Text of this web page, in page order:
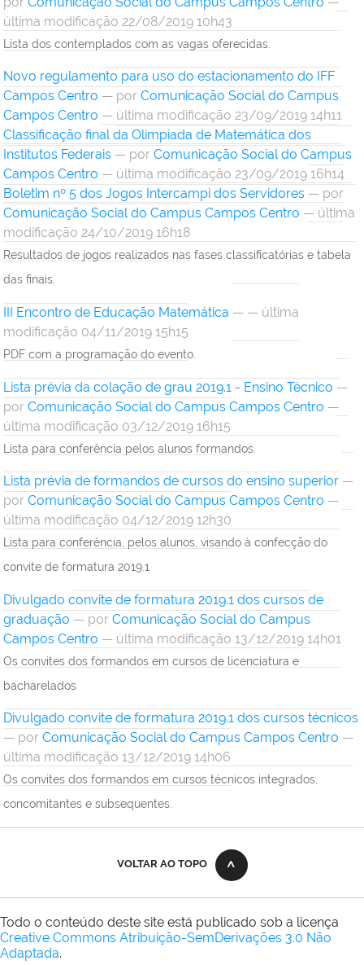
última modificação 22/08/2019 10h43
Lista dos contemplados com as vagas oferecidas.
Novo regulamento para uso do estacionamento do IFF
Campos Centro — por Comunicação Social do Campus
Campos Centro — última modificação 23/09/2019 14h11
Classificação final da Olimpíada de Matemática dos
Institutos Federais — por Comunicação Social do Campus
Campos Centro — última modificação 23/09/2019 16h14
Boletim nº 5 dos Jogos Intercampi dos Servidores — por
Comunicação Social do Campus Campos Centro — última
modificação 24/10/2019 16h18
Resultados de jogos realizados nas fases classificatórias e tabela
das finais.
III Encontro de Educação Matemática — — última
modificação 04/11/2019 15h15
PDF com a programação do evento.
Lista prévia da colação de grau 2019.1 - Ensino Técnico —
por Comunicação Social do Campus Campos Centro —
última modificação 03/12/2019 16h15
Lista para conferência pelos alunos formandos.
Lista prévia de formandos de cursos do ensino superior —
por Comunicação Social do Campus Campos Centro —
última modificação 04/12/2019 12h30
Lista para conferência, pelos alunos, visando à confecção do
convite de formatura 2019.1
Divulgado convite de formatura 2019.1 dos cursos de
graduação — por Comunicação Social do Campus
Campos Centro — última modificação 13/12/2019 14h01
Os convites dos formandos em cursos de licenciatura e
bacharelados
Divulgado convite de formatura 2019.1 dos cursos técnicos
— por Comunicação Social do Campus Campos Centro —
última modificação 13/12/2019 14h06
Os convites dos formandos em cursos técnicos integrados,
concomitantes e subsequentes.
VOLTAR AO TOPO
Todo o conteúdo deste site está publicado sob a licença
Creative Commons Atribuição-SemDerivações 3.0 Não
Adaptada.